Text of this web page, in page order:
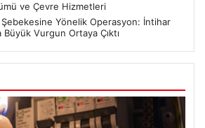
ve Çevre Hizmetleri
Şebekesine Yönelik Operasyon: İntihar
Vurgun Ortaya Çıktı